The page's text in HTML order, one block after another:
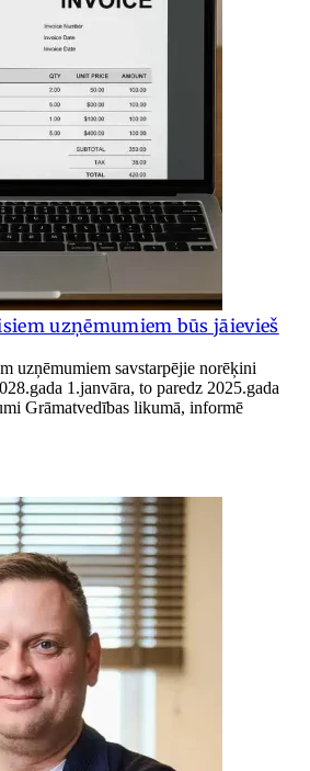
uzņēmumiem būs jāievieš
uzņēmumiem savstarpējie norēķini
1.janvāra, to paredz 2025.gada
Grāmatvedības likumā, informē